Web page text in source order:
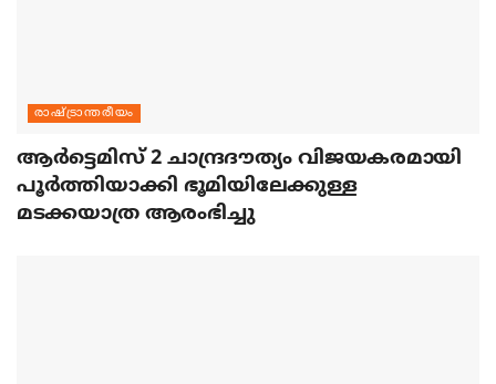
രാഷ്ട്രാന്തരീയം
ആര്‍ട്ടെമിസ് 2 ചാന്ദ്രദൗത്യം വിജയകരമായി
പൂര്‍ത്തിയാക്കി ഭൂമിയിലേക്കുള്ള
മടക്കയാത്ര ആരംഭിച്ചു